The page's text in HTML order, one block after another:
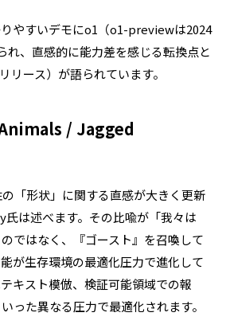
やすいデモにo1（o1-previewは2024
れ、直感的に能力差を感じる転換点と
リース）が語られています。
/ Jagged
「形状」に関する直感が大きく更新
は述べます。その比喩が「我々は
のではなく、『ゴースト』を召喚して
が生存環境の最適化圧力で進化して
キスト模倣、検証可能領域での報
った異なる圧力で最適化されます。